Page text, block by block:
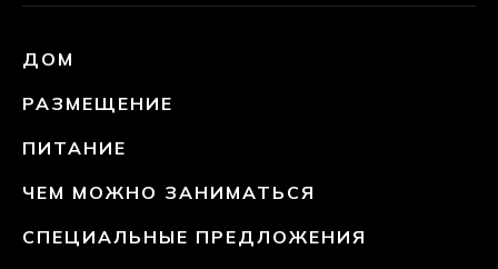
ДОМ
РАЗМЕЩЕНИЕ
ПИТАНИЕ
ЧЕМ МОЖНО ЗАНИМАТЬСЯ
СПЕЦИАЛЬНЫЕ ПРЕДЛОЖЕНИЯ